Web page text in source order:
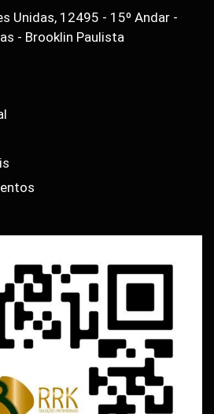
Unidas, 12495 - 15º Andar -
- Brooklin Paulista